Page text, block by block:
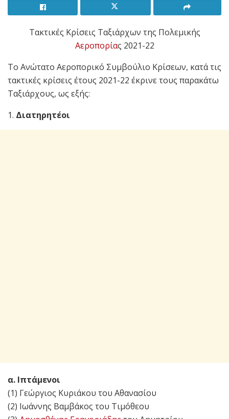
Τακτικές Κρίσεις Ταξιάρχων της Πολεμικής
Αεροπορίας 2021-22
Το Ανώτατο Αεροπορικό Συμβούλιο Κρίσεων, κατά τις
τακτικές κρίσεις έτους 2021-22 έκρινε τους παρακάτω
Ταξιάρχους, ως εξής:
1. Διατηρητέοι
α. Ιπτάμενοι
(1) Γεώργιος Κυριάκου του Αθανασίου
(2) Ιωάννης Βαμβάκος του Τιμόθεου